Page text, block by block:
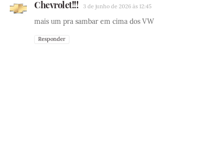
Chevrolet!!! 3 de junho de 2026 às 12:45
mais um pra sambar em cima dos VW
Responder